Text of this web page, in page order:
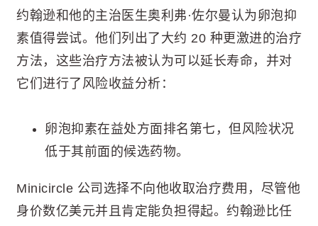
约翰逊和他的主治医生奥利弗·佐尔曼认为卵泡抑
素值得尝试。他们列出了大约 20 种更激进的治疗
方法，这些治疗方法被认为可以延长寿命，并对
它们进行了风险收益分析：
卵泡抑素在益处方面排名第七，但风险状况
低于其前面的候选药物。
Minicircle 公司选择不向他收取治疗费用，尽管他
身价数亿美元并且肯定能负担得起。约翰逊比任